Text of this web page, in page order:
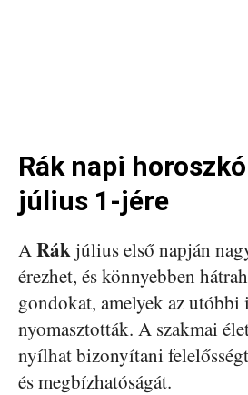
Rák napi
július 1-jére
ARákjúlius első napján
érezhet, és könnyebben
gondokat, amelyek az utóbbi
nyomasztották. A szakmai
nyílhat bizonyítani
és megbízhatóságát.